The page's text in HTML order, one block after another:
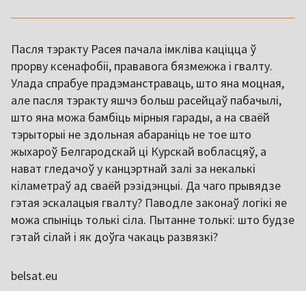
Пасля тэракту Расея пачала імкліва каціцца ў
прорву ксенафобіі, прававога бязмежжа і гвалту.
Улада спрабуе прадэманстраваць, што яна моцная,
але пасля тэракту яшчэ больш расейцаў пабачылі,
што яна можа бамбіць мірныя гарады, а на сваёй
тэрыторыі не здольная абараніць не тое што
жыхароў Белгародскай ці Курскай вобласцяў, а
нават гледачоў у канцэртнай залі за некалькі
кіламетраў ад сваёй рэзідэнцыі. Да чаго прывядзе
гэтая эскалацыя гвалту? Паводле законаў логікі яе
можа спыніць толькі сіла. Пытанне толькі: што будзе
гэтай сілай і як доўга чакаць развязкі?
belsat.eu